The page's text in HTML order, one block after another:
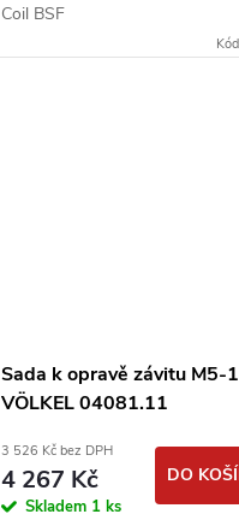
Coil BSF
Sada k opravě závitu M5-
VÖLKEL 04081.11
3 526 Kč bez DPH
4 267 Kč
Skladem 1 ks
DO